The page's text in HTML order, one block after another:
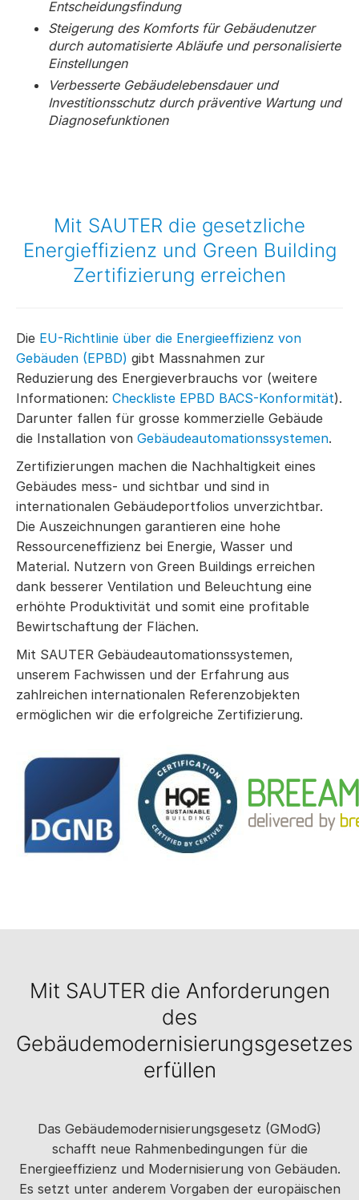
Entscheidungsfindung
Steigerung des Komforts für Gebäudenutzer
durch automatisierte Abläufe und personalisierte
Einstellungen
Verbesserte Gebäudelebensdauer und
Investitionsschutz durch präventive Wartung und
Diagnosefunktionen
Mit SAUTER die gesetzliche
Energieffizienz und Green Building
Zertifizierung erreichen
Die EU-Richtlinie über die Energieeffizienz von
Gebäuden (EPBD) gibt Massnahmen zur
Reduzierung des Energieverbrauchs vor (weitere
Informationen: Checkliste EPBD BACS-Konformität).
Darunter fallen für grosse kommerzielle Gebäude
die Installation von Gebäudeautomationssystemen.
Zertifizierungen machen die Nachhaltigkeit eines
Gebäudes mess- und sichtbar und sind in
internationalen Gebäudeportfolios unverzichtbar.
Die Auszeichnungen garantieren eine hohe
Ressourceneffizienz bei Energie, Wasser und
Material. Nutzern von Green Buildings erreichen
dank besserer Ventilation und Beleuchtung eine
erhöhte Produktivität und somit eine profitable
Bewirtschaftung der Flächen.
Mit SAUTER Gebäudeautomationssystemen,
unserem Fachwissen und der Erfahrung aus
zahlreichen internationalen Referenzobjekten
ermöglichen wir die erfolgreiche Zertifizierung.
Mit SAUTER die Anforderungen
des
Gebäudemodernisierungsgesetzes
erfüllen
Das Gebäudemodernisierungsgesetz (GModG)
schafft neue Rahmenbedingungen für die
Energieeffizienz und Modernisierung von Gebäuden.
Es setzt unter anderem Vorgaben der europäischen